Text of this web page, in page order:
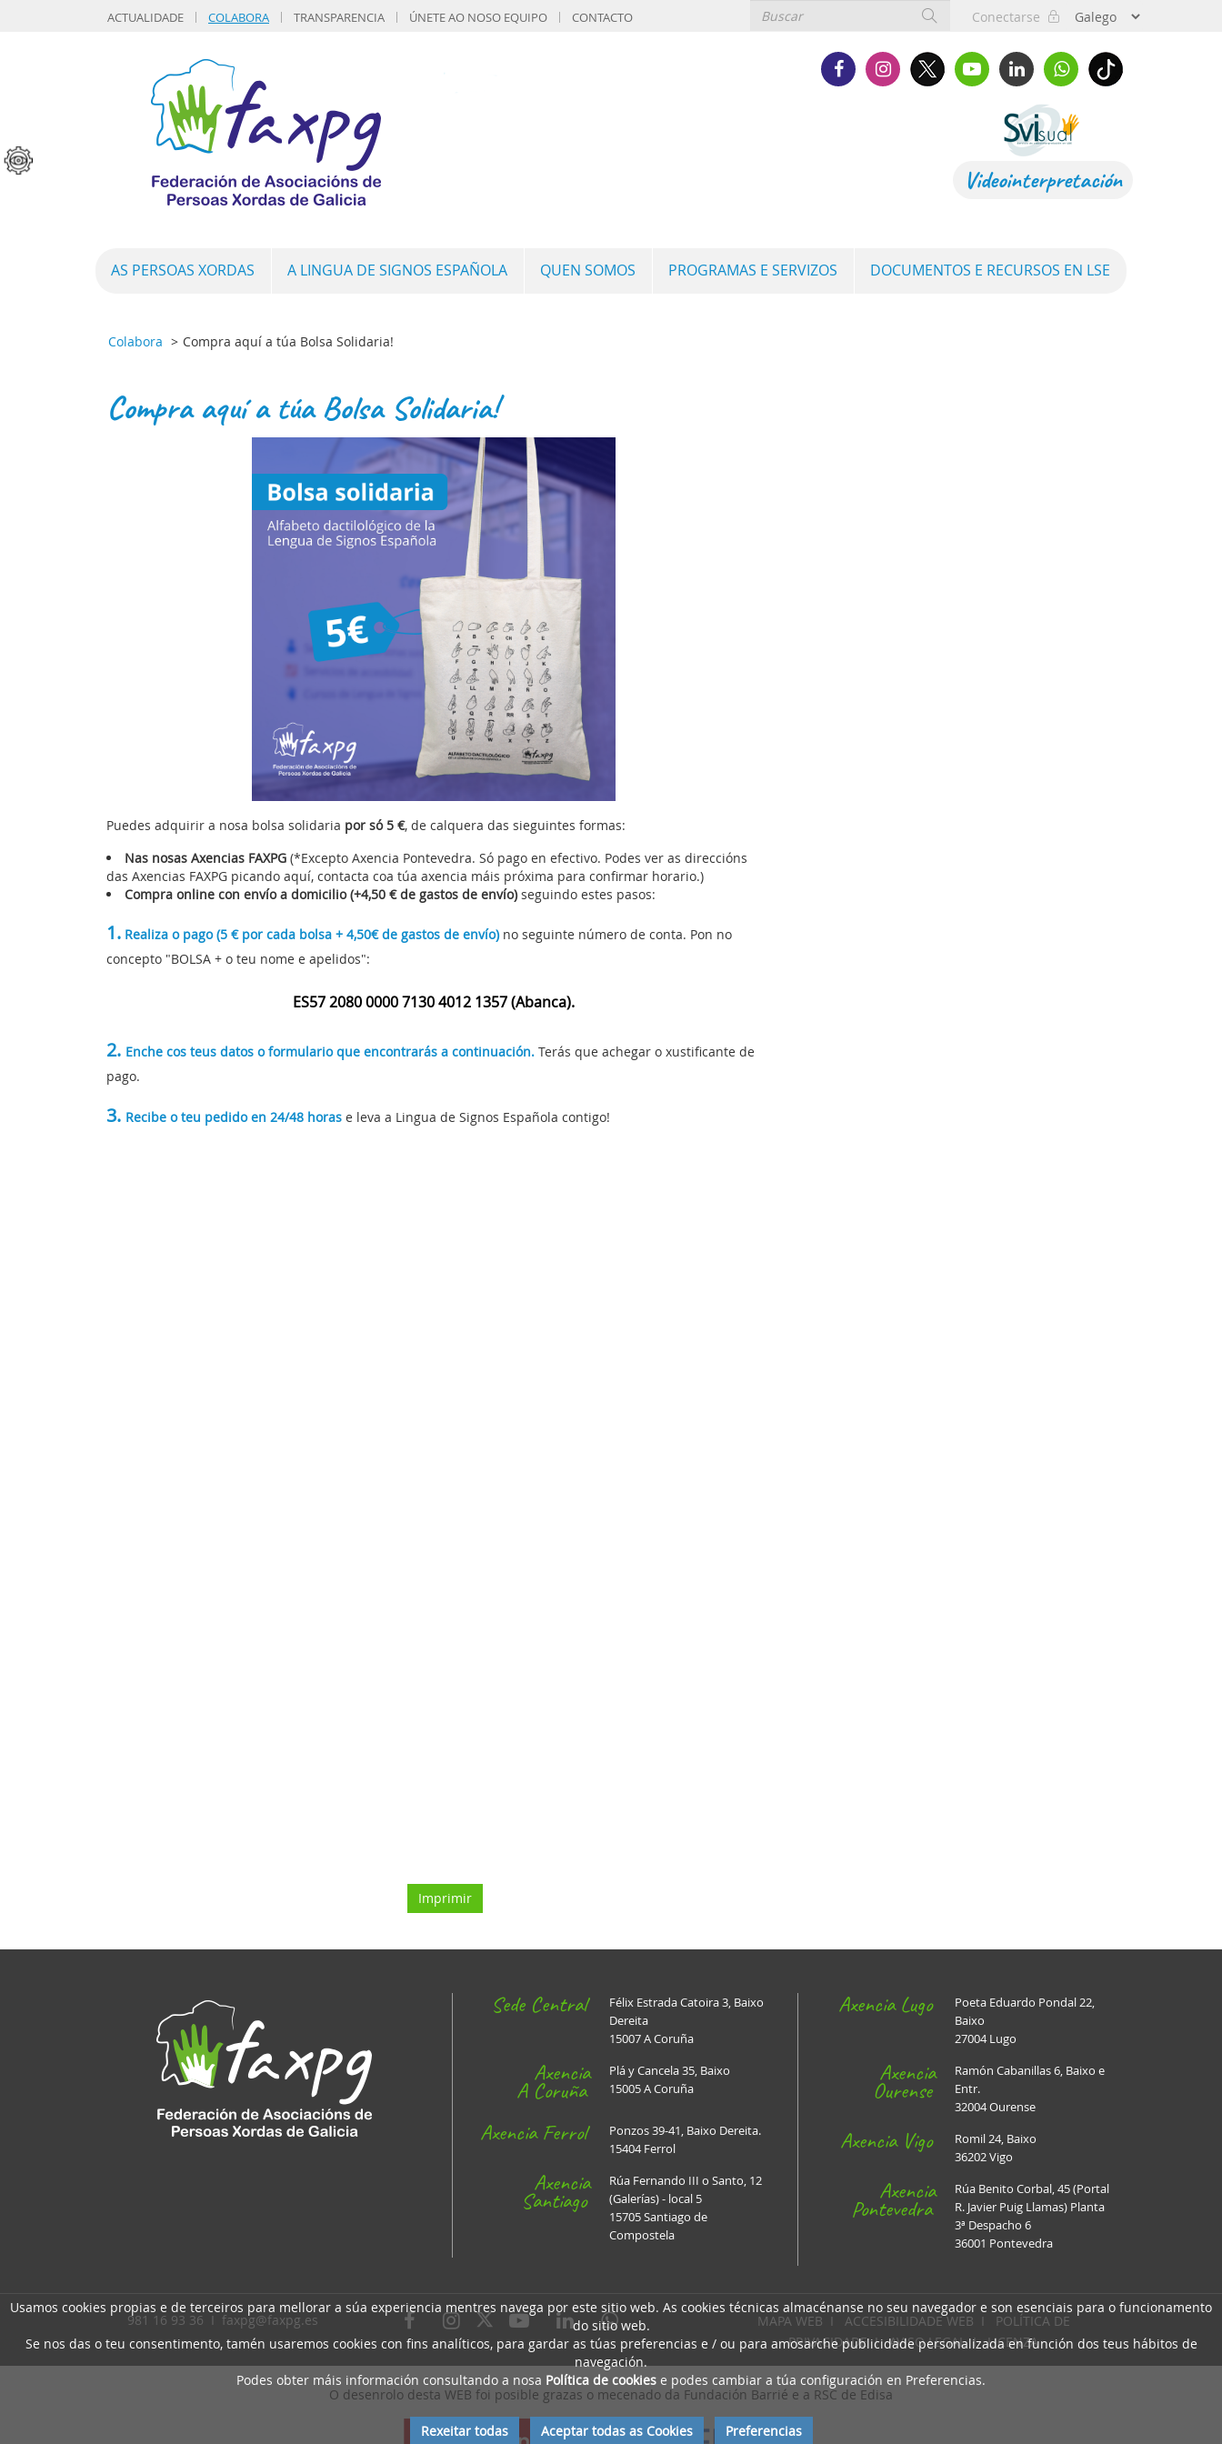
Conectarse
Videointerpretación
AS PERSOAS XORDAS A LINGUA DE SIGNOS ESPAÑOLA QUEN SOMOS PROGRAMAS E SERVIZOS DOCUMENTOS E RECURSOS EN LSE
ACTUALIDADE COLABORA TRANSPARENCIA ÚNETE AO NOSO EQUIPO CONTACTO
Colabora Compra aquí a túa Bolsa Solidaria!
Compra aquí a túa Bolsa Solidaria!
Puedes adquirir a nosa bolsa solidaria por só 5 €, de calquera das sieguintes formas:
Nas nosas Axencias FAXPG (*Excepto Axencia Pontevedra. Só pago en efectivo. Podes ver as direccións
das Axencias FAXPG picando aquí, contacta coa túa axencia máis próxima para confirmar horario.)
Compra online con envío a domicilio (+4,50 € de gastos de envío)seguindo estes pasos:
1. Realiza o pago (5 € por cada bolsa + 4,50€ de gastos de envío)no seguinte número de conta. Pon no
concepto "BOLSA + o teu nome e apelidos":
ES57 2080 0000 7130 4012 1357 (Abanca).
2. Enche cos teus datos o formulario que encontrarás a continuación. Terás que achegar o xustificante de
pago.
3. Recibe o teu pedido en 24/48 horas e leva a Lingua de Signos Española contigo!
Imprimir
Sede Central
Félix Estrada Catoira 3, Baixo
Dereita
15007 A Coruña
Axencia
A Coruña
Plá y Cancela 35, Baixo
15005 A Coruña
Axencia Ferrol
Ponzos 39-41, Baixo Dereita.
15404 Ferrol
Axencia
Santiago
Rúa Fernando III o Santo, 12
(Galerías) - local 5
15705 Santiago de
Compostela
Axencia Lugo
Poeta Eduardo Pondal 22,
Baixo
27004 Lugo
Axencia
Ourense
Ramón Cabanillas 6, Baixo e
Entr.
32004 Ourense
Axencia Vigo
Romil 24, Baixo
36202 Vigo
Axencia
Pontevedra
Rúa Benito Corbal, 45 (Portal
R. Javier Puig Llamas) Planta
3ª Despacho 6
36001 Pontevedra
981 16 93 36 I faxpg@faxpg.es MAPA WEB I ACCESIBILIDADE WEB I POLÍTICA DE
PRIVACIDADEIAVISO LEGALILICENZA
O desenrolo desta WEB foi posible grazas o mecenado da Fundación Barrié e a RSC de Edisa
Usamos cookies propias e de terceiros para mellorar a súa experiencia mentres navega por este sitio web. As cookies técnicas almacénanse no seu navegador e son esenciais para o funcionamento
do sitio web.
Se nos das o teu consentimento, tamén usaremos cookies con fins analíticos, para gardar as túas preferencias e / ou para amosarche publicidade personalizada en función dos teus hábitos de
navegación.
Podes obter máis información consultando a nosa Política de cookies e podes cambiar a túa configuración en Preferencias.
Rexeitar todas Aceptar todas as Cookies Preferencias